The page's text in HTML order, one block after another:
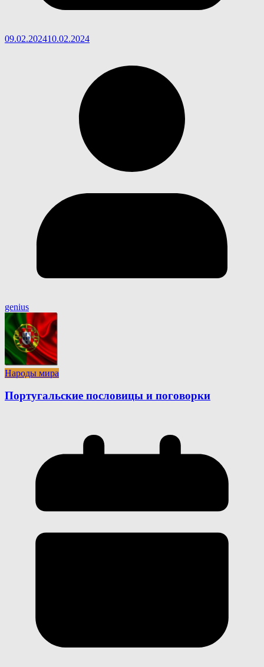
09.02.202410.02.2024
genius
Народы мира
Португальские пословицы и поговорки